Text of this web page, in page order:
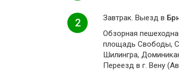
2 Завтрак. Выезд в
Обзорная
площадь Свободы,
Шилингра,
Переезд в г. Вену